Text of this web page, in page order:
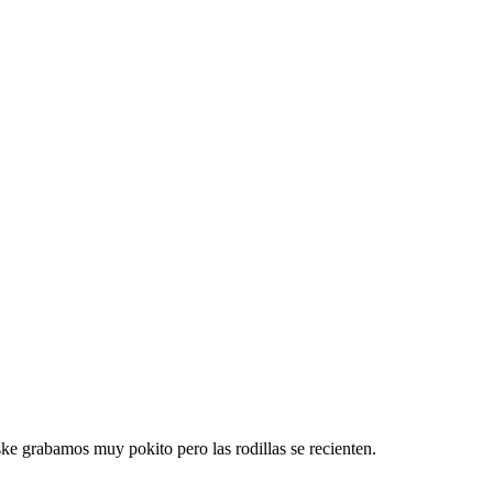
grabamos muy pokito pero las rodillas se recienten.